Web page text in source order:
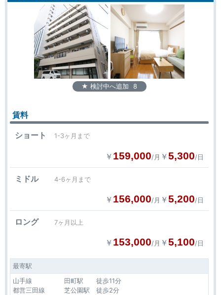
★ 検討中へ追加 8
賃料
ショート 1-3ヶ月まで
￥ 159,000/月 ￥5,300/日
ミドル 4-6ヶ月まで
￥ 156,000/月 ￥5,200/日
ロング 7ヶ月以上
￥ 153,000/月 ￥5,100/日
最寄駅
山手線 田町駅 徒歩11分
都営三田線 芝公園駅 徒歩2分